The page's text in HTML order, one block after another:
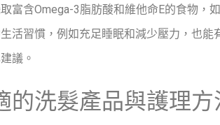
富含Omega-3脂肪酸和維他命E的食物，
活習慣，例如充足睡眠和減少壓力，也
議。
的洗髮產品與護理方